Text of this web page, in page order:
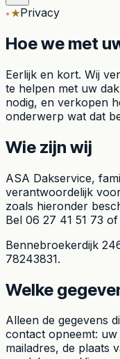
★Privacy
Hoe we met
Eerlijk en kort. Wij
te helpen met uw
nodig, en verkopen
onderwerp wat dat
Wie zijn wij
ASA Dakservice,
verantwoordelijk
zoals hieronder
Bel 06 27 41 51 73 of
Bennebroekerdijk
78243831.
Welke
Alleen de gegevens
contact opneemt:
mailadres, de plaats